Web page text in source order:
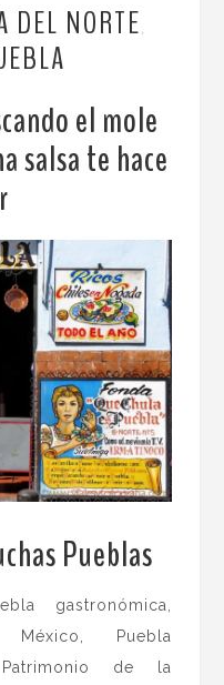
DEL NORTE
el mole
salsa te hace
Pueblas
gastronómica,
Puebla
Patrimonio de la